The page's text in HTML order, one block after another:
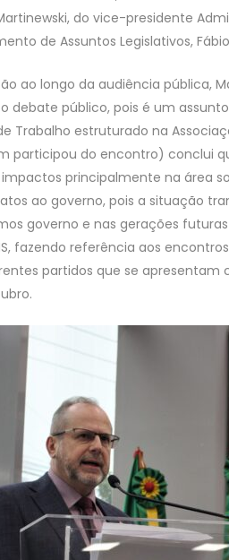
do vice-presidente
de Assuntos Legislativos,
ao longo da audiência pública,
debate público, pois é um
Trabalho estruturado na
participou do encontro) conclui
principalmente na área
ao governo, pois a situação
governo e nas gerações
fazendo referência aos
partidos que se apresentam